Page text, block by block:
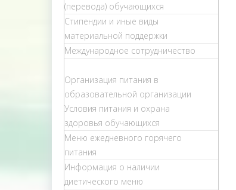
(перевода) обучающихся
Стипендии и иные виды
материальной поддержки
Международное сотрудничество
Организация питания в
образовательной организации
Условия питания и охрана
здоровья обучающихся
Меню ежедневного горячего
питания
Информация о наличии
диетического меню